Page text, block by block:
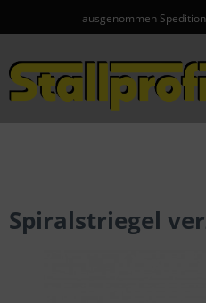
ausgenommen
Spiralstriegel